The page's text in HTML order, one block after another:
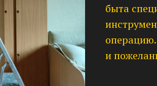
быта
операцию.
и